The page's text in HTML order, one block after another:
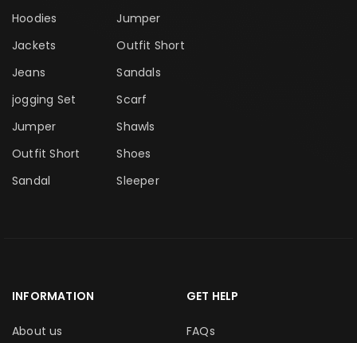
Hoodies
Jackets
Jeans
jogging Set
Jumper
Outfit Short
Sandal
Jumper
Outfit Short
Sandals
Scarf
Shawls
Shoes
Sleeper
INFORMATION
About us
GET HELP
FAQs